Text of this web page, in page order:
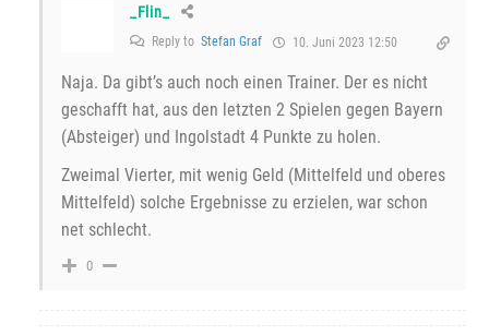
_Flin_
Reply to Stefan Graf 10. Juni 2023 12:50
Naja. Da gibt’s auch noch einen Trainer. Der es nicht
geschafft hat, aus den letzten 2 Spielen gegen Bayern
(Absteiger) und Ingolstadt 4 Punkte zu holen.
Zweimal Vierter, mit wenig Geld (Mittelfeld und oberes
Mittelfeld) solche Ergebnisse zu erzielen, war schon
net schlecht.
0